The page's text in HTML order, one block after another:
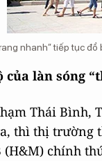
nhanh” tiếp tục
của làn sóng
Thái Bình,
thì thị trường
chính